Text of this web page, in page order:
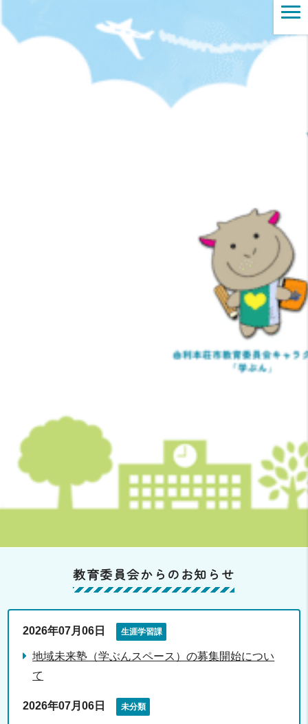
教育委員会からのお知らせ
2026年07月06日 生涯学習課
地域未来塾（学ぶんスペース）の募集開始につい
て
2026年07月06日 未分類